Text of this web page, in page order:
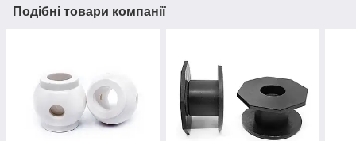
Подібні товари компанії